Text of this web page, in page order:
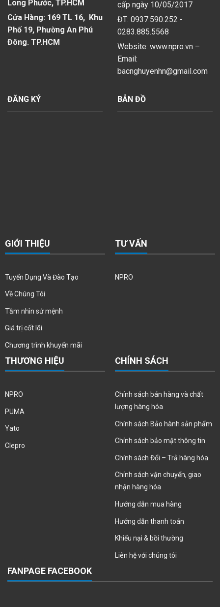
Long Phước, TP.HCM
Cửa Hàng: 169 TL 16, Khu
Phố 19, Phường An Phú
Đông. TP.HCM
cấp ngày 10/05/2017
ĐT: 0937.590.252 -
0283.885.5568
Website: www.npro.vn –
Email:
bacnghuyenhn@gmail.com
ĐĂNG KÝ BẢN ĐỒ
GIỚI THIỆU
Tuyển Dụng Và Đào Tạo
Về Chúng Tôi
Tầm nhìn sứ mệnh
Giá trị cốt lõi
Chương trình khuyến mãi
TƯ VẤN
NPRO
THƯƠNG HIỆU
NPRO
PUMA
Yato
Clepro
CHÍNH SÁCH
Chính sách bán hàng và chất
lượng hàng hóa
Chính sách Bảo hành sản phẩm
Chính sách bảo mật thông tin
Chính sách Đổi – Trả hàng hóa
Chính sách vận chuyển, giao
nhận hàng hóa
Hướng dẫn mua hàng
Hướng dẫn thanh toán
Khiếu nại & bồi thường
Liên hệ với chúng tôi
FANPAGE FACEBOOK